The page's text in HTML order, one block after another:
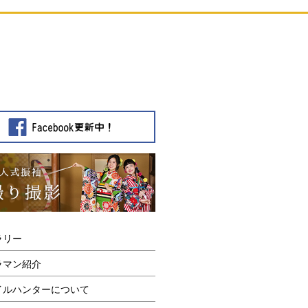
リー
マン紹介
ルハンターについて